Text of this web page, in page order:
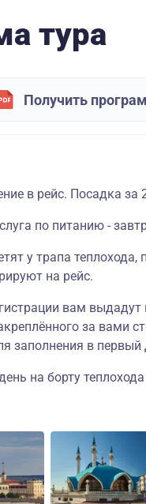
тура
Получить
в рейс. Посадка за
по питанию -
у трапа
на рейс.
вам
за вами
заполнения в первый
на борту